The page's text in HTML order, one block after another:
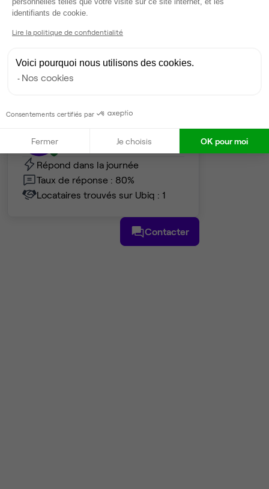
1 100 €
Dispo
Voir tout
E Partenaire depuis 2021
Répond dans la journée
Taux de réponse : 80%
Locataires trouvés sur Ubiq : 1
Contacter
identifiants de cookie.
Lire la politique de confidentialité
Voici pourquoi nous utilisons des cookies.
Nos cookies
Consentements certifiés par
Fermer Je choisis OK pour moi